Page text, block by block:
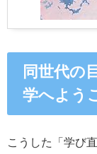
同世代の
学へよう
こうした「学び